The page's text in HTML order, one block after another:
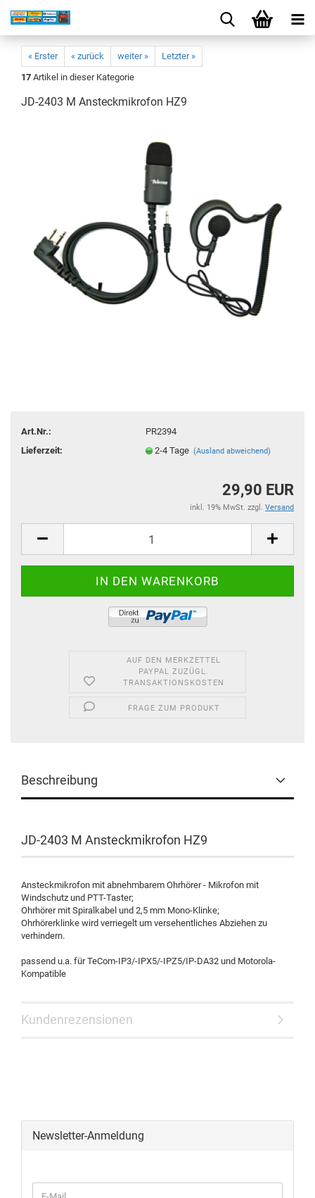
« Erster « zurück weiter »
Letzter »
17 Artikel in dieser Kategorie
JD-2403 M Ansteckmikrofon HZ9
Art.Nr.:
PR2394
Lieferzeit:
2-4 Tage (Ausland abweichend)
29,90 EUR
inkl. 19% MwSt. zzgl. Versand
AUF DEN MERKZETTEL
PAYPAL ZUZÜGL.
TRANSAKTIONSKOSTEN
FRAGE ZUM PRODUKT
Beschreibung
JD-2403 M Ansteckmikrofon HZ9
Ansteckmikrofon mit abnehmbarem Ohrhörer - Mikrofon mit
Windschutz und PTT-Taster;
Ohrhörer mit Spiralkabel und 2,5 mm Mono-Klinke;
Ohrhörerklinke wird verriegelt um versehentliches Abziehen zu
verhindern.
passend u.a. für TeCom-IP3/-IPX5/-IPZ5/IP-DA32 und Motorola-
Kompatible
Kundenrezensionen
Newsletter-Anmeldung